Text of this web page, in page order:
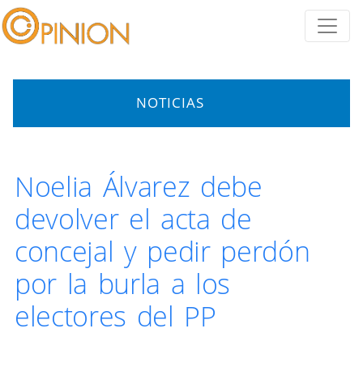
NOTICIAS
Noelia Álvarez debe
devolver el acta de
concejal y pedir perdón
por la burla a los
electores del PP